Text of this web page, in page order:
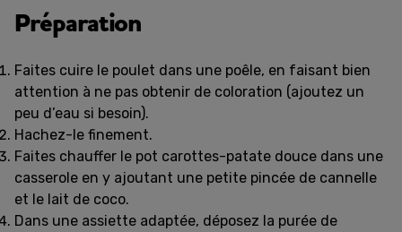
Préparation
Faites cuire le poulet dans une poêle, en faisant bien
attention à ne pas obtenir de coloration (ajoutez un
peu d’eau si besoin).
Hachez-le finement.
Faites chauffer le pot carottes-patate douce dans une
casserole en y ajoutant une petite pincée de cannelle
et le lait de coco.
Dans une assiette adaptée, déposez la purée de